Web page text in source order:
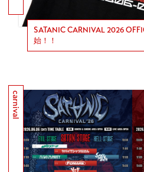
SATANIC CARNIVAL 2026
始！！
carnival